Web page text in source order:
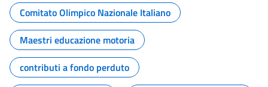
Comitato Olimpico Nazionale Italiano
Maestri educazione motoria
contributi a fondo perduto